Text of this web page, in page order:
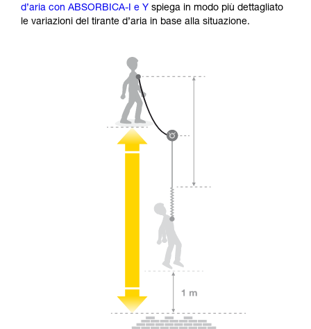
d’aria con ABSORBICA-I e Y spiega in modo più dettagliato
le variazioni del tirante d’aria in base alla situazione.